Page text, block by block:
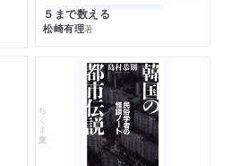
５まで数える
松崎有理著
ちくま文庫